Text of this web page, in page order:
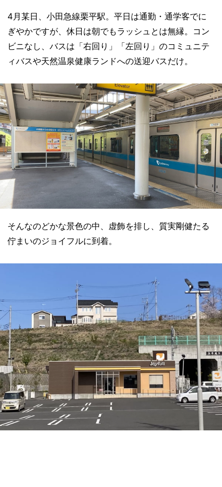
4月某日、小田急線栗平駅。平日は通勤・通学客でに
ぎやかですが、休日は朝でもラッシュとは無縁。コン
ビニなし、バスは「右回り」「左回り」のコミュニテ
ィバスや天然温泉健康ランドへの送迎バスだけ。
そんなのどかな景色の中、虚飾を排し、質実剛健たる
佇まいのジョイフルに到着。